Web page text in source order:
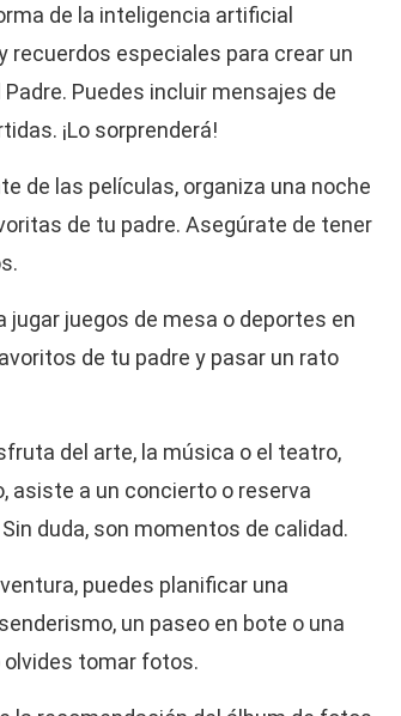
de la inteligencia artificial
especiales para crear un
Puedes incluir mensajes de
¡Lo sorprenderá!
de las películas, organiza una noche
de tu padre. Asegúrate de tener
jugar juegos de mesa o deportes en
de tu padre y pasar un rato
del arte, la música o el teatro,
asiste a un concierto o reserva
duda, son momentos de calidad.
puedes planificar una
un paseo en bote o una
tomar fotos.